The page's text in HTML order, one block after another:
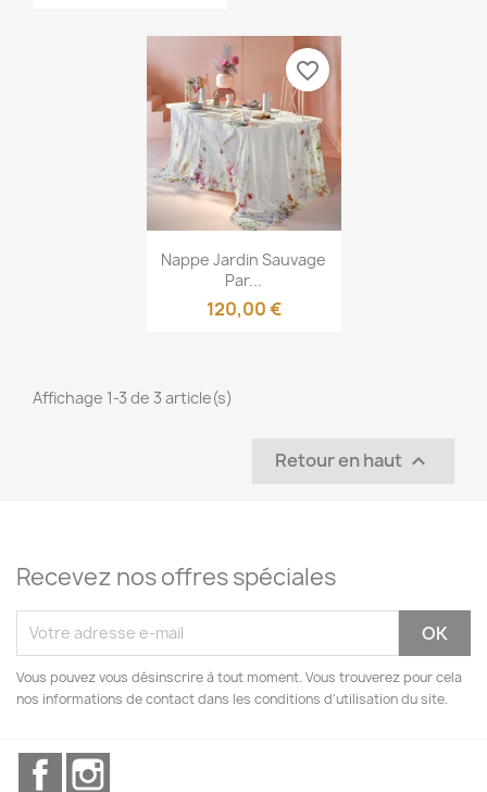
Aperçu rapide
Nappe Jardin Sauvage
Par...
120,00 €
favorite_border
Affichage 1-3 de 3 article(s)
Retour en haut 
Recevez nos offres spéciales
Vous pouvez vous désinscrire à tout moment. Vous trouverez pour cela
nos informations de contact dans les conditions d'utilisation du site.
Facebook